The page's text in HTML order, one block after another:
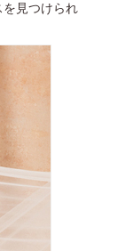
見つけられ